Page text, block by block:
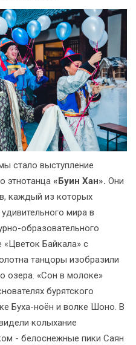
стало выступление
этнотанца «Буин Хан». Они
каждый из которых
мира в
образовательного
Байкала» с
танцоры изобразили
озера. «Сон в молоке»
бурятского
Буха-ноён и волке Шоно. В
колыхание
- белоснежные пики Саян